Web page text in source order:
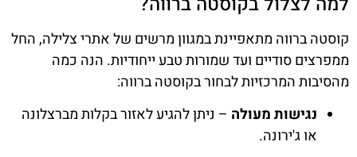
קוסטה ברווה מתאפיינת במגוון מרשים של אתרי צלילה, החל
ממפרצים סודיים ועד שמורות טבע ייחודיות. הנה כמה
מהסיבות המרכזיות לבחור בקוסטה ברווה:
נגישות מעולה – ניתן להגיע לאזור בקלות מברצלונה
או ג'ירונה.